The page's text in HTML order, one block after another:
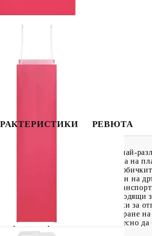
РЕВЮТА
вариант за опаковане за най-
устойчива алтернатива на
от естествена хартия,
отпадъци.Практичен дизайн на
и позволяват лесно
торбички от ги прави подходящи
торбички за изнасяне и торбички за
за персонализиране
изразяване. Те могат лесно